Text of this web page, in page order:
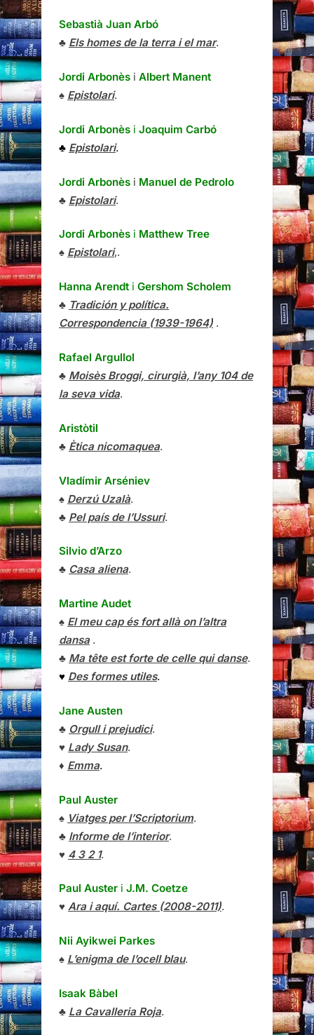
Sebastià Juan Arbó
♣ Els homes de la terra i el mar.
Jordi Arbonès i Albert Manent
♠ Epistolari.
Jordi Arbonès i Joaquim Carbó
♣ Epistolari.
Jordi Arbonès i Manuel de Pedrolo
♣ Epistolari.
Jordi Arbonès i Matthew Tree
♠ Epistolari,.
Hanna Arendt i Gershom Scholem
♣ Tradición y política.
Correspondencia (1939-1964) .
Rafael Argullol
♣ Moisès Broggi, cirurgià, l’any 104 de
la seva vida.
Aristòtil
♣ Ètica nicomaquea.
Vladímir Arséniev
♠ Derzú Uzalà.
♣ Pel país de l’Ussuri.
Silvio d’Arzo
♣ Casa aliena.
Martine Audet
♠ El meu cap és fort allà on l’altra
dansa.
♣ Ma tête est forte de celle qui danse.
♥ Des formes utiles.
Jane Austen
♣ Orgull i prejudici.
♥ Lady Susan.
♦ Emma.
Paul Auster
♠ Viatges per l’Scriptorium.
♣ Informe de l’interior.
♥ 4 3 2 1.
Paul Auster i J.M. Coetze
♥ Ara i aquí. Cartes (2008-2011).
Nii Ayikwei Parkes
♠ L’enigma de l’ocell blau.
Isaak Bàbel
♣ La Cavalleria Roja.